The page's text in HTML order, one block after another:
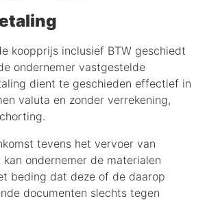
koopprijs inclusief BTW geschiedt
ondernemer vastgestelde
dient te geschieden effectief in
valuta en zonder verrekening,
tevens het vervoer van
ondernemer de materialen
beding dat deze of de daarop
documenten slechts tegen